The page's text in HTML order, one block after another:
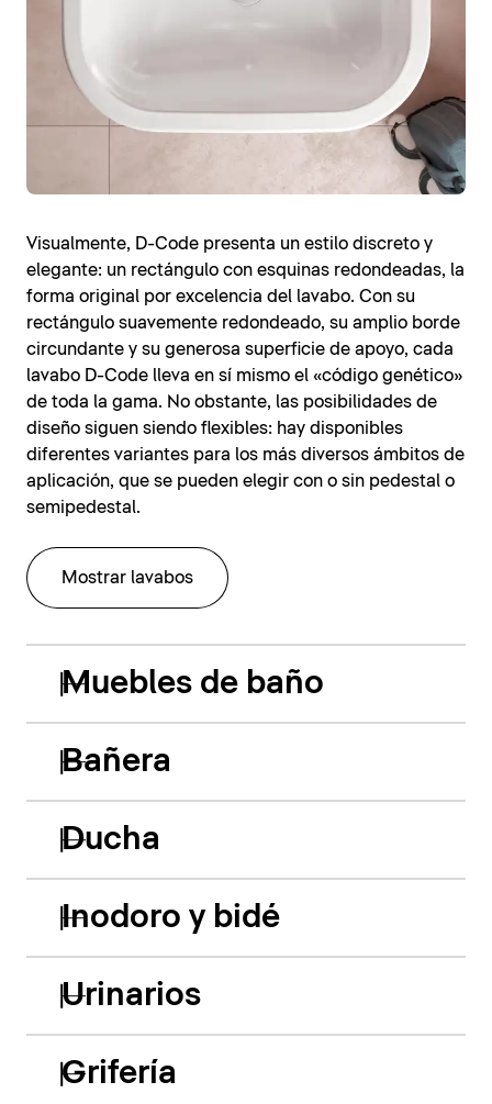
Visualmente, D-Code presenta un estilo discreto y
elegante: un rectángulo con esquinas redondeadas, la
forma original por excelencia del lavabo. Con su
rectángulo suavemente redondeado, su amplio borde
circundante y su generosa superficie de apoyo, cada
lavabo D-Code lleva en sí mismo el «código genético»
de toda la gama. No obstante, las posibilidades de
diseño siguen siendo flexibles: hay disponibles
diferentes variantes para los más diversos ámbitos de
aplicación, que se pueden elegir con o sin pedestal o
semipedestal.
Mostrar lavabos
Muebles de baño
Bañera
Ducha
Inodoro y bidé
Urinarios
Grifería